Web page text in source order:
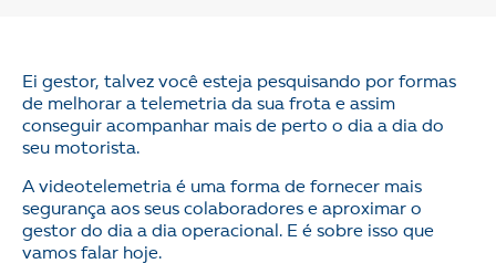
Ei gestor, talvez você esteja pesquisando por formas
de melhorar a telemetria da sua frota e assim
conseguir acompanhar mais de perto o dia a dia do
seu motorista.
A videotelemetria é uma forma de fornecer mais
segurança aos seus colaboradores e aproximar o
gestor do dia a dia operacional. E é sobre isso que
vamos falar hoje.